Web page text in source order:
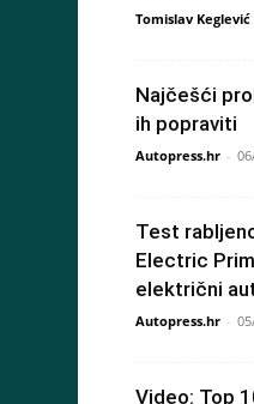
Tomislav Keglević
Najčešći
ih popraviti
Autopress.hr -
Test
Electric
električni
Autopress.hr -
Video: Top